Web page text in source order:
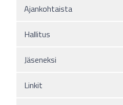
Ajankohtaista
Hallitus
Jäseneksi
Linkit